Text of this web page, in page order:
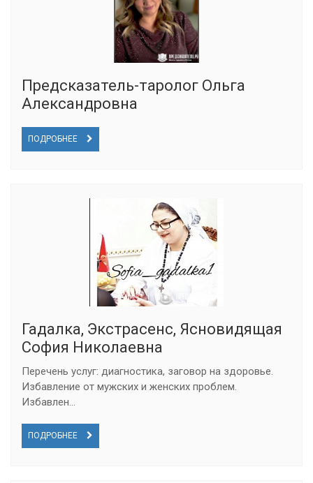
Предсказатель-таролог Ольга
Александровна
ПОДРОБНЕЕ
Гадалка, Экстрасенс, Ясновидящая
София Николаевна
Перечень услуг: диагностика, заговор на здоровье.
Избавление от мужских и женских проблем.
Избавлен...
ПОДРОБНЕЕ